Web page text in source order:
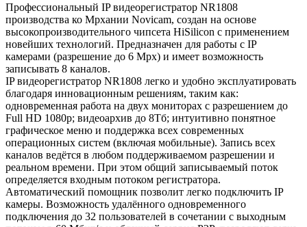
Профессиональный IP видеорегистратор NR1808
производства ко Mpxании Novicam, создан на основе
высокопроизводительного чипсета HiSilicon с применением
новейших технологий. Предназначен для работы с IP
камерами (разрешение до 6 Mpx) и имеет возможность
записывать 8 каналов.
IP видеорегистратор NR1808 легко и удобно эксплуатировать
благодаря инновационным решениям, таким как:
одновременная работа на двух мониторах с разрешением до
Full HD 1080p; видеоархив до 8Тб; интуитивно понятное
графическое меню и поддержка всех современных
операционных систем (включая мобильные). Запись всех
каналов ведётся в любом поддерживаемом разрешении и
реальном времени. При этом общий записываемый поток
определяется входным потоком регистратора.
Автоматический помощник позволит легко подключить IP
камеры. Возможность удалённого одновременного
подключения до 32 пользователей в сочетании с выходным